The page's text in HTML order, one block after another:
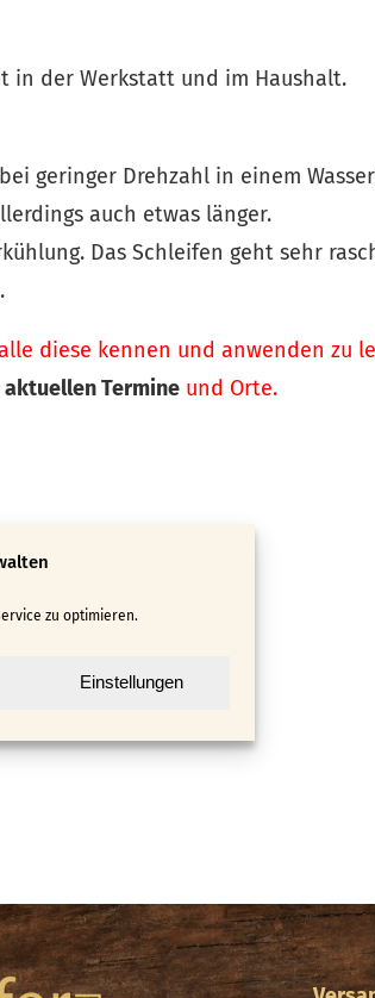
zu optimieren.
Einstellungen
in der Werkstatt und im Haushalt.
geringer Drehzahl in einem
auch etwas länger.
Das Schleifen geht sehr
diese kennen und anwenden zu
aktuellen Termine und Orte.